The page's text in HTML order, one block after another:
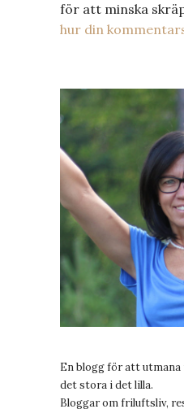
för att minska
hur din
En blogg för att
det stora i det lilla.
Bloggar om friluftsliv,